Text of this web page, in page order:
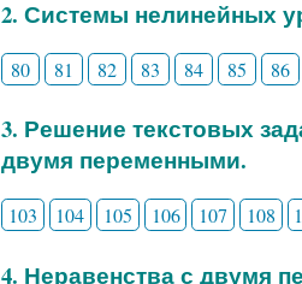
2. Системы нелинейных
80 81 82 83 84 85 86
3. Решение текстовых
двумя переменными.
103 104 105 106 107 108
4. Неравенства с двумя